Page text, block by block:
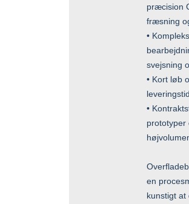
præcision
fræsning
• Kompleks
svejsning
• Kort løb
leveringstid
•
prototyper
en
kunstigt at